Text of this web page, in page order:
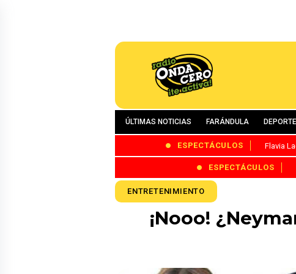
ÚLTIMAS NOTICIAS FARÁNDULA
ESPECTÁCULOS Flavia
ESPECTÁCULOS
ENTRETENIMIENTO
¡Nooo!